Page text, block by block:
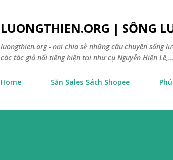
LUONGTHIEN.ORG | SỐNG
luongthien.org - nơi chia sẻ những câu chuyên sống
các tác giả nổi tiếng hiện tại như cụ Nguyễn Hiến Lê,...
Home Săn Sales Sách Shopee